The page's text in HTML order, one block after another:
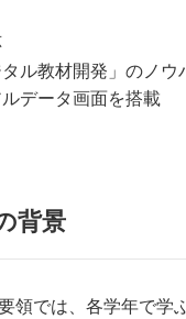
ル教材開発」のノウ
データ画面を搭載
背景
は、各学年で学